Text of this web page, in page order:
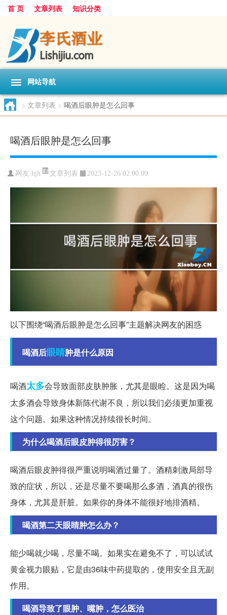
首 页 文章列表 知识分类
网站导航
> 文章列表 > 喝酒后眼肿是怎么回事
喝酒后眼肿是怎么回事
网友:hjh 文章列表 2023-12-26 02:00:09
以下围绕“喝酒后眼肿是怎么回事”主题解决网友的困惑
喝酒后眼睛肿是什么原因
喝酒太多会导致面部皮肤肿胀，尤其是眼睑。这是因为喝
太多酒会导致身体新陈代谢不良，所以我们必须更加重视
这个问题。如果这种情况持续很长时间。
为什么喝酒后眼皮肿得很厉害？
喝酒后眼皮肿得很严重说明喝酒过量了。酒精刺激局部导
致的症状，所以，还是尽量不要喝那么多酒，酒真的很伤
身体，尤其是肝脏。如果你的身体不能很好地排酒精。
喝酒第二天眼睛肿怎么办？
能少喝就少喝，尽量不喝。如果实在避免不了，可以试试
黄金视力眼贴，它是由36味中药提取的，使用安全且无副
作用。
喝酒导致了眼肿、嘴肿，怎么医治